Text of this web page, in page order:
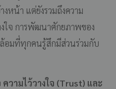
หน้า แต่ยังรวมถึงความ
งใจ การพัฒนาศักยภาพของ
อมที่ทุกคนรู้สึกมีส่วนร่วมกับ
ความไว้วางใจ (Trust) และ